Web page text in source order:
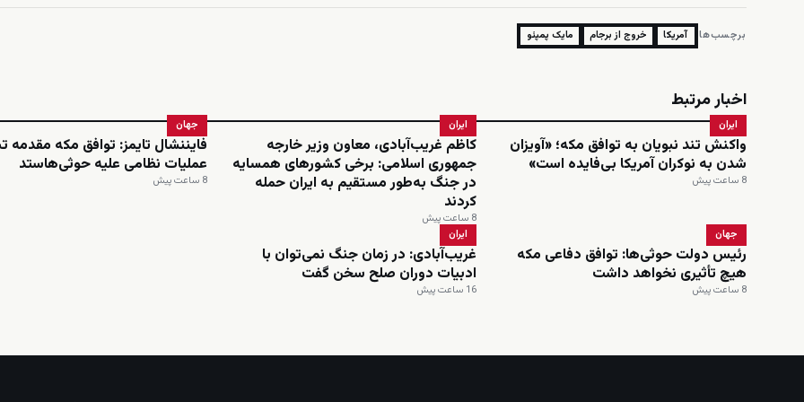
برچسب‌ها: آمریکا خروج از برجام مایک پمپئو
اخبار مرتبط
ایران
واکنش تند نبویان به توافق مکه؛ «آویزان
شدن به نوکران آمریکا بی‌فایده است»
8 ساعت پیش
ایران
کاظم غریب‌آبادی، معاون وزیر خارجه
جمهوری اسلامی: برخی کشورهای همسایه
در جنگ به‌طور مستقیم به ایران حمله
کردند
8 ساعت پیش
جهان
فایننشال تایمز: توافق مکه مقدمه
عملیات نظامی علیه حوثی‌هاستد
8 ساعت پیش
جهان
رئیس دولت حوثی‌ها: توافق دفاعی مکه
هیچ تأثیری نخواهد داشت
8 ساعت پیش
ایران
غریب‌آبادی: در زمان جنگ نمی‌توان با
ادبیات دوران صلح سخن گفت
16 ساعت پیش